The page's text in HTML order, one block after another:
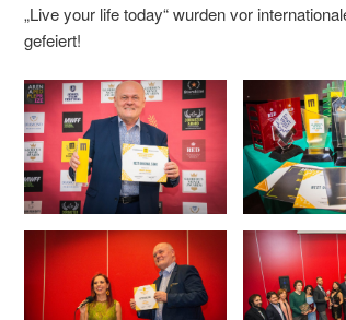
„Live your life today“ wurden vor
gefeiert!